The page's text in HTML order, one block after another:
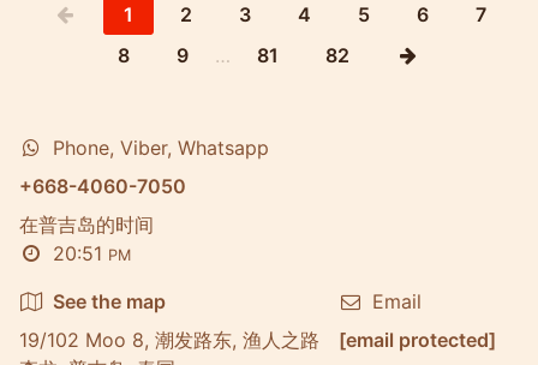
1 2 3 4 5 6
7
8
9 … 81 82
Phone, Viber, Whatsapp
+668-4060-7050
在普吉岛的时间
20:51 PM
See the map
19/102 Moo 8, 潮发路东, 渔人之路
Email
[email protected]